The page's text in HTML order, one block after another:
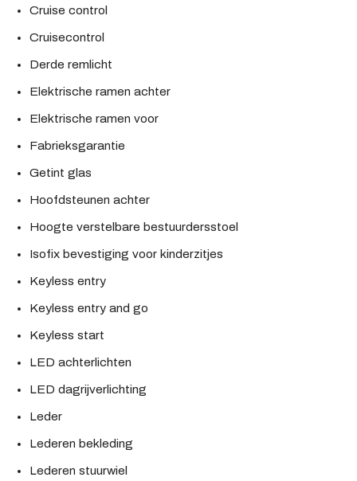
Cruise control
Cruisecontrol
Derde remlicht
Elektrische ramen achter
Elektrische ramen voor
Fabrieksgarantie
Getint glas
Hoofdsteunen achter
Hoogte verstelbare bestuurdersstoel
Isofix bevestiging voor kinderzitjes
Keyless entry
Keyless entry and go
Keyless start
LED achterlichten
LED dagrijverlichting
Leder
Lederen bekleding
Lederen stuurwiel